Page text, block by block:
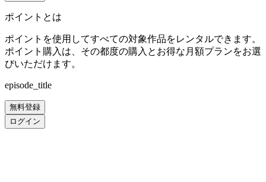
ポイントとは
ポイントを使用してすべての対象作品をレンタルできます。
ポイント購入は、その都度の購入とお得な月額プランをお選
びいただけます。
episode_title
無料登録
ログイン